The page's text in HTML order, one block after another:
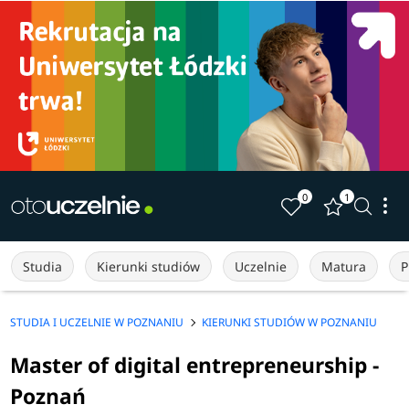
0 1
Studia Kierunki studiów Uczelnie Matura
STUDIA I UCZELNIE W POZNANIU KIERUNKI STUDIÓW W POZNANIU
Master of digital entrepreneurship -
Poznań